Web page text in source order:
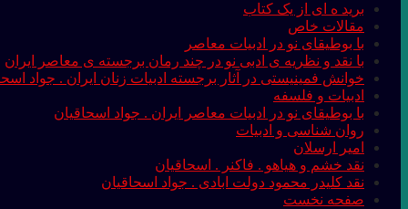
برید ه ای از یک کتاب
مقالات خاص
با بوطیقای نو در ادبیات معاصر
با نقد و نظریه ی ادبی نو در چند رمان برجسته ی معاصر ایران
خوانش فمینیستی در آثار برجسته ادبیات زنان ایران . جواد
ادبیات و فلسفه
با بوطیقای نو در ادبیات معاصر ایران . جواد اسحاقیان
روان شناسی و ادبیات
امیر ارسلان
نقد خشم و هیاهو . فاکنر . اسحاقیان
نقد کلیدر محمود دولت ابادی . جواد اسحاقیان
صفحه نخست